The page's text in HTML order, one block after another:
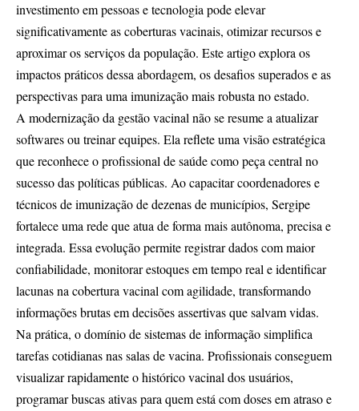
investimento em pessoas e tecnologia pode elevar
significativamente as coberturas vacinais, otimizar recursos e
aproximar os serviços da população. Este artigo explora os
impactos práticos dessa abordagem, os desafios superados e as
perspectivas para uma imunização mais robusta no estado.
A modernização da gestão vacinal não se resume a atualizar
softwares ou treinar equipes. Ela reflete uma visão estratégica
que reconhece o profissional de saúde como peça central no
sucesso das políticas públicas. Ao capacitar coordenadores e
técnicos de imunização de dezenas de municípios, Sergipe
fortalece uma rede que atua de forma mais autônoma, precisa e
integrada. Essa evolução permite registrar dados com maior
confiabilidade, monitorar estoques em tempo real e identificar
lacunas na cobertura vacinal com agilidade, transformando
informações brutas em decisões assertivas que salvam vidas.
Na prática, o domínio de sistemas de informação simplifica
tarefas cotidianas nas salas de vacina. Profissionais conseguem
visualizar rapidamente o histórico vacinal dos usuários,
programar buscas ativas para quem está com doses em atraso e